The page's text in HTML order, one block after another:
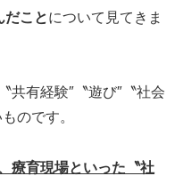
だことについて見てきま
共有経験″〝遊び″〝社会
のです。
療育現場といった〝社